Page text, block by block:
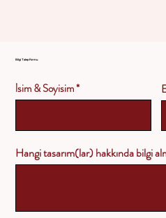
Bilgi Talep Formu
İsim & Soyisim
Hangi tasarım(lar) hakkında bilgi